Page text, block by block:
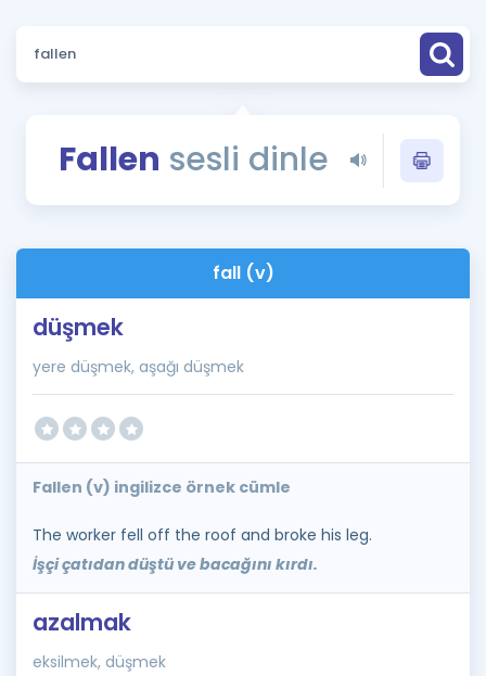
Sözlük
Blog
İngilizce Gramer
Fallen sesli dinle
fall (v)
düşmek
yere düşmek, aşağı düşmek
Fallen (v) ingilizce örnek cümle
The worker fell off the roof and broke his leg.
İşçi çatıdan düştü ve bacağını kırdı.
azalmak
eksilmek, düşmek